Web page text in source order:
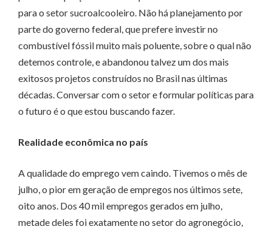
para o setor sucroalcooleiro. Não há planejamento por
parte do governo federal, que prefere investir no
combustível fóssil muito mais poluente, sobre o qual não
detemos controle, e abandonou talvez um dos mais
exitosos projetos construídos no Brasil nas últimas
décadas. Conversar com o setor e formular políticas para
o futuro é o que estou buscando fazer.
Realidade econômica no país
A qualidade do emprego vem caindo. Tivemos o mês de
julho, o pior em geração de empregos nos últimos sete,
oito anos. Dos 40 mil empregos gerados em julho,
metade deles foi exatamente no setor do agronegócio,